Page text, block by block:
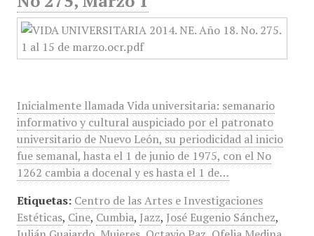
Inicialmente llamada Vida universitaria: semanario
informativo y cultural auspiciado por el patronato
universitario de Nuevo León, su periodicidad al inicio
fue semanal, hasta el 1 de junio de 1975, con el No
1262 cambia a docenal y es hasta el 1 de…
Etiquetas: Centro de las Artes e Investigaciones
Estéticas, Cine, Cumbia, Jazz, José Eugenio Sánchez,